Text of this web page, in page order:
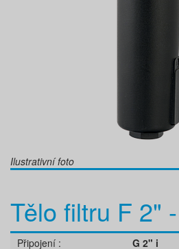
Ilustrativní foto
Tělo filtru F 2"
Připojení
G 2" i